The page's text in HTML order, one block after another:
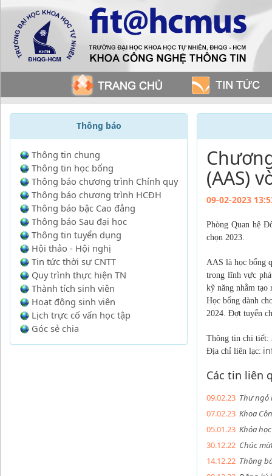
Thông báo
Thông tin chung
Thông tin học bổng
Thông báo chương trình Chính quy
Thông báo chương trình HCĐH
Thông báo bậc Cao đẳng
Thông báo Sau đại học
Thông tin tuyển dụng
Hội thảo - Hội nghị
Tin tức thời sự CNTT
Quy trình thực hiện TN
Thành tích sinh viên
Hoạt động sinh viên
Lịch trực cố vấn học tập
Góc sẻ chia
(AAS)
09-02-2023
Phòng Quan hệ
chọn 2023.
AAS là học bổng
trong lĩnh vực
kỹ năng nhằm tạo
Học bổng dành
2024. Đợt tuyển
Thông tin chi tiết:
Địa chỉ liên lạc:
Các tin liên
09.02.23 Thư ngỏ
07.02.23 Khoa
05.01.23 Khóa
30.12.22 Chúc
14.12.22 Thông